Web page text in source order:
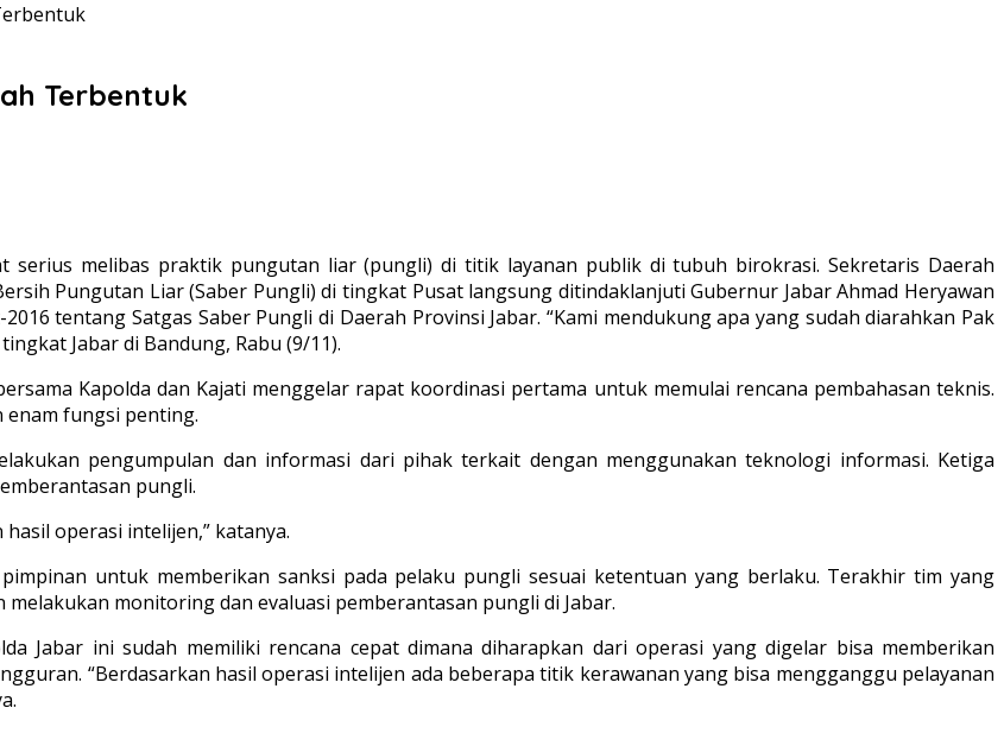
Terbentuk
serius melibas praktik pungutan liar (pungli) di titik layanan publik di tubuh birokrasi. Sekretaris Daerah
Pungutan Liar (Saber Pungli) di tingkat Pusat langsung ditindaklanjuti Gubernur Jabar Ahmad Heryawan
tentang Satgas Saber Pungli di Daerah Provinsi Jabar. “Kami mendukung apa yang sudah diarahkan Pak
Jabar di Bandung, Rabu (9/11).
Kapolda dan Kajati menggelar rapat koordinasi pertama untuk memulai rencana pembahasan teknis.
enam fungsi penting.
pengumpulan dan informasi dari pihak terkait dengan menggunakan teknologi informasi. Ketiga
pungli.
operasi intelijen,” katanya.
untuk memberikan sanksi pada pelaku pungli sesuai ketentuan yang berlaku. Terakhir tim yang
monitoring dan evaluasi pemberantasan pungli di Jabar.
Jabar ini sudah memiliki rencana cepat dimana diharapkan dari operasi yang digelar bisa memberikan
“Berdasarkan hasil operasi intelijen ada beberapa titik kerawanan yang bisa mengganggu pelayanan